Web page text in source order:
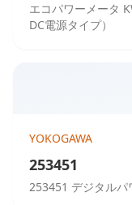
エコパワーメータ
DC電源タイプ）
YOKOGAWA
253451
253451 デジタルパ